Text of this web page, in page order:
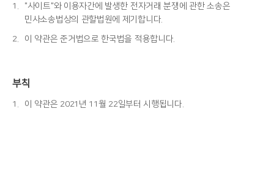
1.
"사이트"와 이용자간에 발생한 전자거래 분쟁에 관한 소송은
민사소송법상의 관할법원에 제기합니다.
2.
이 약관은 준거법으로 한국법을 적용합니다.
부칙
1. 이 약관은 2021년 11월 22일부터 시행됩니다.